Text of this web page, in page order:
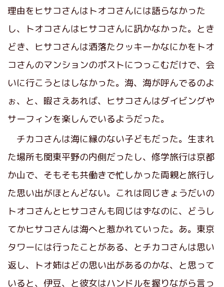
理由をヒサコさんはトオコさんには語らなかった
し、トオコさんはヒサコさんに訊かなかった。とき
どき、ヒサコさんは洒落たクッキーかなにかをトオ
コさんのマンションのポストにつっこむだけで、会
いに行こうとはしなかった。海、海が呼んでるのよ
ぉ、と、暇さえあれば、ヒサコさんはダイビングや
サーフィンを楽しんでいるようだった。
チカコさんは海に縁のない子どもだった。生まれ
た場所も関東平野の内側だったし、修学旅行は京都
か山で、そもそも共働きで忙しかった両親と旅行し
た思い出がほとんどない。これは同じきょうだいの
トオコさんとヒサコさんも同じはずなのに、どうし
てかヒサコさんは海へと惹かれていった。あ。東京
タワーには行ったことがある、とチカコさんは思い
返し、トオ姉はどの思い出があるのかな、と思って
いると、伊豆、と彼女はハンドルを握りながら言っ